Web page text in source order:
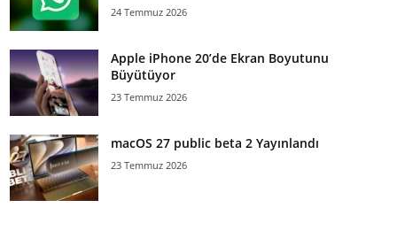
24 Temmuz 2026
Apple iPhone 20’de Ekran Boyutunu
Büyütüyor
23 Temmuz 2026
macOS 27 public beta 2 Yayınlandı
23 Temmuz 2026